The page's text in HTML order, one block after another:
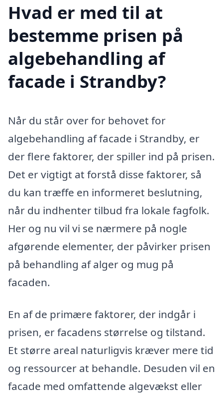
Hvad er med til at
bestemme prisen på
algebehandling af
facade i Strandby?
Når du står over for behovet for
algebehandling af facade i Strandby, er
der flere faktorer, der spiller ind på prisen.
Det er vigtigt at forstå disse faktorer, så
du kan træffe en informeret beslutning,
når du indhenter tilbud fra lokale fagfolk.
Her og nu vil vi se nærmere på nogle
afgørende elementer, der påvirker prisen
på behandling af alger og mug på
facaden.
En af de primære faktorer, der indgår i
prisen, er facadens størrelse og tilstand.
Et større areal naturligvis kræver mere tid
og ressourcer at behandle. Desuden vil en
facade med omfattende algevækst eller